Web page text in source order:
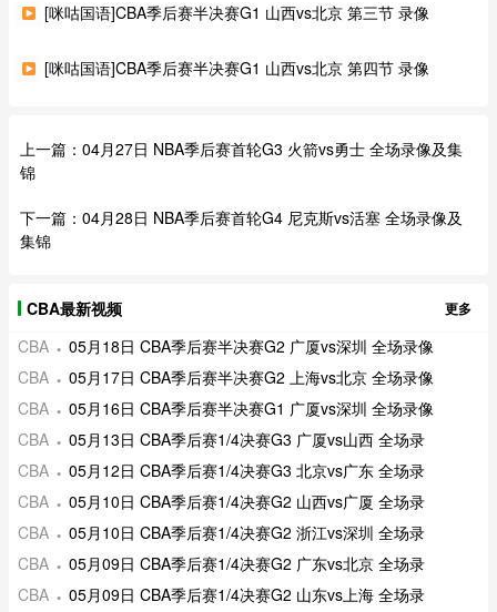
[咪咕国语]CBA季后赛半决赛G1 山西vs北京 第三节 录像
[咪咕国语]CBA季后赛半决赛G1 山西vs北京 第四节 录像
上一篇： 04月27日 NBA季后赛首轮G3 火箭vs勇士 全场录像及集
锦
下一篇： 04月28日 NBA季后赛首轮G4 尼克斯vs活塞 全场录像及
集锦
CBA最新视频 更多
CBA
05月18日 CBA季后赛半决赛G2 广厦vs深圳 全场录像
CBA
05月17日 CBA季后赛半决赛G2 上海vs北京 全场录像
CBA
05月16日 CBA季后赛半决赛G1 广厦vs深圳 全场录像
CBA
05月13日 CBA季后赛1/4决赛G3 广厦vs山西 全场录
CBA
05月12日 CBA季后赛1/4决赛G3 北京vs广东 全场录
CBA
05月10日 CBA季后赛1/4决赛G2 山西vs广厦 全场录
CBA
05月10日 CBA季后赛1/4决赛G2 浙江vs深圳 全场录
CBA
05月09日 CBA季后赛1/4决赛G2 广东vs北京 全场录
CBA
05月09日 CBA季后赛1/4决赛G2 山东vs上海 全场录